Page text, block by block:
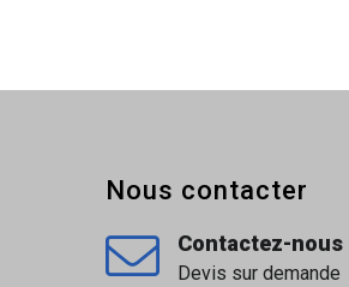
Nous contacter
Contactez-nous
Devis sur demande